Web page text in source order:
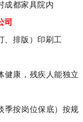
成都家具院内
司
、排版）印刷工
健康，残疾人能独立
季按岗位保底）按规